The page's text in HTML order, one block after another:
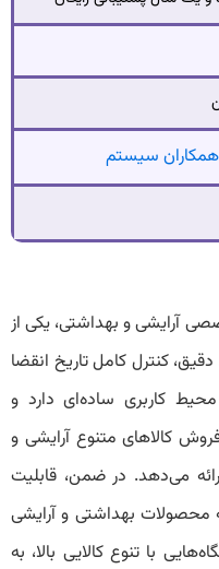
سیستم
آرایشی و بهداشتی، یکی از
کنترل کامل تاریخ انقضا
کاربری ساده‌ای دارد و
کالاهای متنوع آرایشی و
می‌دهد. در ضمن، قابلیت
بهداشتی و آرایشی
با تنوع کالایی بالا، به